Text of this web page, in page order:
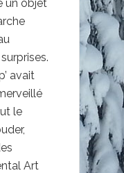
un objet
avait
le
Art